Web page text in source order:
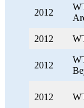
2012
2012
2012
2012